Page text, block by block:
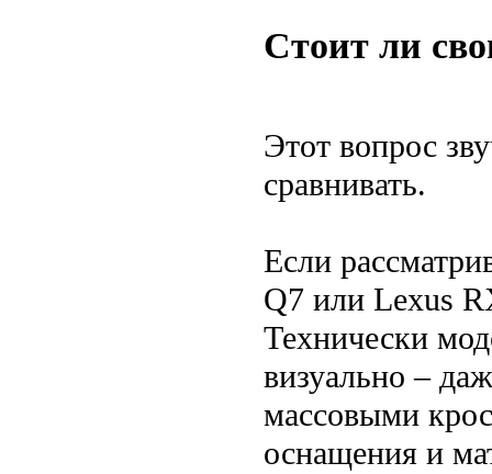
Стоит ли
Этот вопрос
сравнивать.
Если
Q7 или Lexus
Технически
визуально –
массовыми
оснащения и